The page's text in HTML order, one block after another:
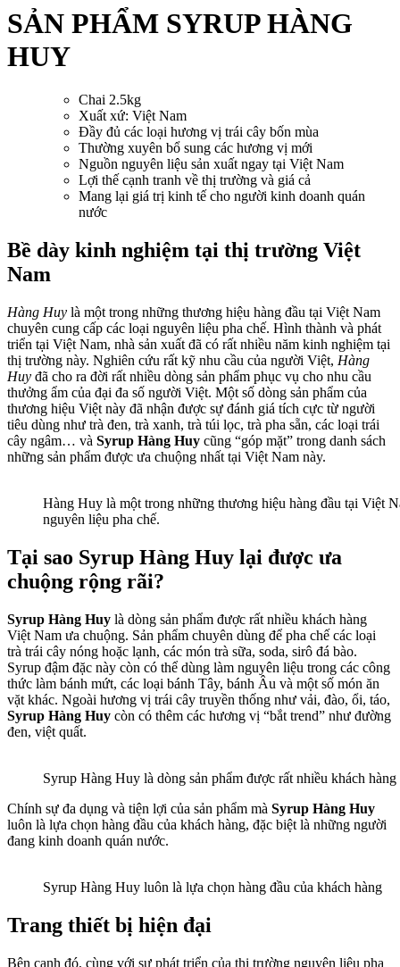
SẢN PHẨM SYRUP HÀNG
HUY
Chai 2.5kg
Xuất xứ: Việt Nam
Đầy đủ các loại hương vị trái cây bốn mùa
Thường xuyên bổ sung các hương vị mới
Nguồn nguyên liệu sản xuất ngay tại Việt Nam
Lợi thế cạnh tranh về thị trường và giá cả
Mang lại giá trị kinh tế cho người kinh doanh quán
nước
Bề dày kinh nghiệm tại thị trường Việt
Nam
Hàng Huy là một trong những thương hiệu hàng đầu tại Việt Nam
chuyên cung cấp các loại nguyên liệu pha chế. Hình thành và phát
triển tại Việt Nam, nhà sản xuất đã có rất nhiều năm kinh nghiệm tại
thị trường này. Nghiên cứu rất kỹ nhu cầu của người Việt, Hàng
Huy đã cho ra đời rất nhiều dòng sản phẩm phục vụ cho nhu cầu
thưởng ẩm của đại đa số người Việt. Một số dòng sản phẩm của
thương hiệu Việt này đã nhận được sự đánh giá tích cực từ người
tiêu dùng như trà đen, trà xanh, trà túi lọc, trà pha sẵn, các loại trái
cây ngâm… và Syrup Hàng Huy cũng “góp mặt” trong danh sách
những sản phẩm được ưa chuộng nhất tại Việt Nam này.
Hàng Huy là một trong những thương hiệu hàng đầu tại Việt
nguyên liệu pha chế.
Tại sao Syrup Hàng Huy lại được ưa
chuộng rộng rãi?
Syrup Hàng Huy là dòng sản phẩm được rất nhiều khách hàng
Việt Nam ưa chuộng. Sản phẩm chuyên dùng để pha chế các loại
trà trái cây nóng hoặc lạnh, các món trà sữa, soda, sirô đá bào.
Syrup đậm đặc này còn có thể dùng làm nguyên liệu trong các công
thức làm bánh mứt, các loại bánh Tây, bánh Âu và một số món ăn
vặt khác. Ngoài hương vị trái cây truyền thống như vải, đào, ổi, táo,
Syrup Hàng Huy còn có thêm các hương vị “bắt trend” như đường
đen, việt quất.
Syrup Hàng Huy là dòng sản phẩm được rất nhiều khách
Chính sự đa dụng và tiện lợi của sản phẩm mà Syrup Hàng Huy
luôn là lựa chọn hàng đầu của khách hàng, đặc biệt là những người
đang kinh doanh quán nước.
Syrup Hàng Huy luôn là lựa chọn hàng đầu của khách hàng
Trang thiết bị hiện đại
Bên cạnh đó, cùng với sự phát triển của thị trường nguyên liệu pha